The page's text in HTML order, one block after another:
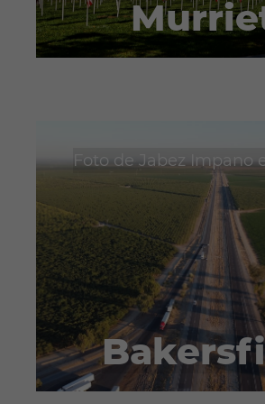
Foto deJabez Impano